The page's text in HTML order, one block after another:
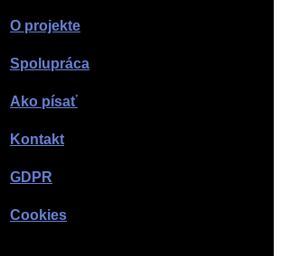
O projekte
Spolupráca
Ako písať
Kontakt
GDPR
Cookies